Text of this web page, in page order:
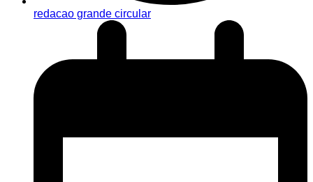
redacao grande circular